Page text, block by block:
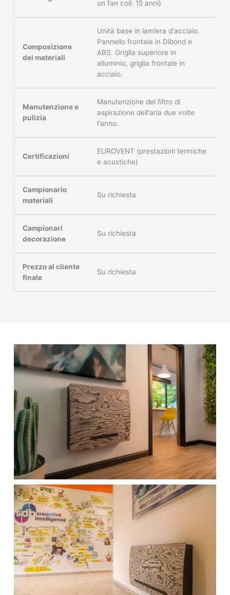
un fan coil: 15 anni)
Composizione
dei materiali
Unità base in lamiera d'acciaio.
Pannello frontale in Dibond e
ABS. Griglia superiore in
alluminio, griglia frontale in
acciaio.
Manutenzione e
pulizia
Manutenzione del filtro di
aspirazione dell'aria due volte
l'anno.
Certificazioni
EUROVENT (prestazioni termiche
e acustiche)
Campionario
materiali
Su richiesta
Campionari
decorazione
Su richiesta
Prezzo al cliente
finale
Su richiesta